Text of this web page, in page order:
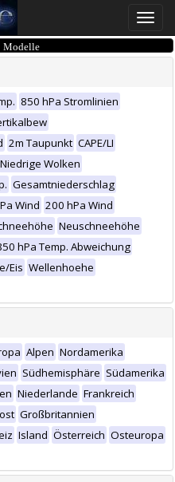
Toggle
850 hPa Stromlinien
2m Taupunkt CAPE/LI
Niedrige Wolken
Gesamtniederschlag
Wind 200 hPa Wind
Neuschneehöhe
hPa Temp. Abweichung
Eis Wellenhoehe
Alpen Nordamerika
Südhemisphäre Südamerika
Niederlande Frankreich
Großbritannien
Island Österreich Osteuropa